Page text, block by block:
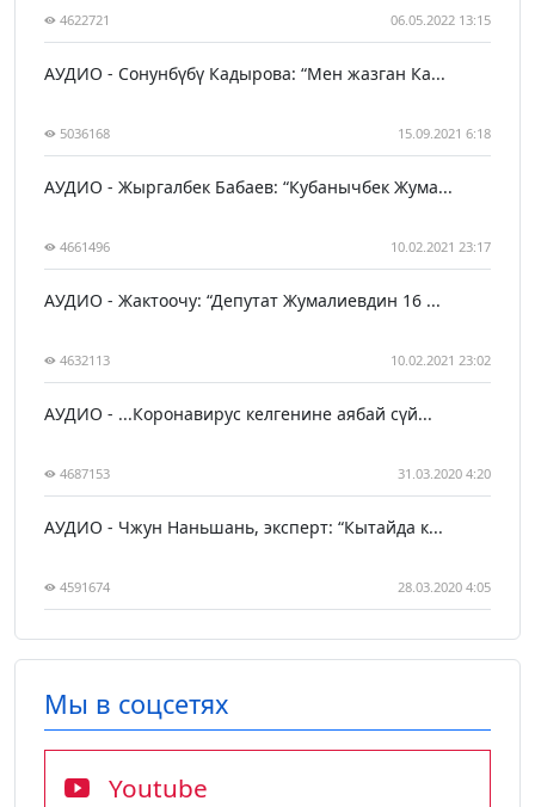
4622721 06.05.2022 13:15
АУДИО - Сонунбүбү Кадырова: “Мен жазган Ка...
5036168 15.09.2021 6:18
АУДИО - Жыргалбек Бабаев: “Кубанычбек Жума...
4661496 10.02.2021 23:17
АУДИО - Жактоочу: “Депутат Жумалиевдин 16 ...
4632113 10.02.2021 23:02
АУДИО - ...Коронавирус келгенине аябай сүй...
4687153 31.03.2020 4:20
АУДИО - Чжун Наньшань, эксперт: “Кытайда к...
4591674 28.03.2020 4:05
Мы в соцсетях
Youtube